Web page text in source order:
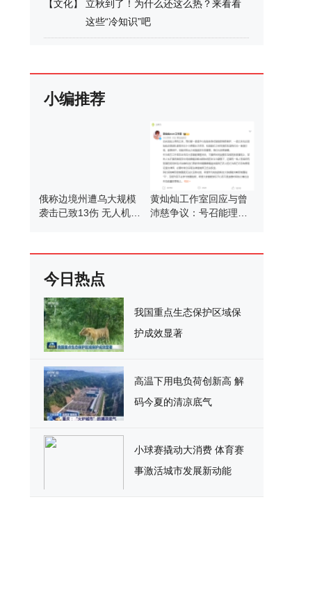
【文化】
立秋到了！为什么还这么热？来看看
这些“冷知识”吧
小编推荐
俄称边境州遭乌大规模
袭击已致13伤 无人机爆
黄灿灿工作室回应与曾
沛慈争议：号召能理智
今日热点
我国重点生态保护区域保
护成效显著
高温下用电负荷创新高 解
码今夏的清凉底气
小球赛撬动大消费 体育赛
事激活城市发展新动能